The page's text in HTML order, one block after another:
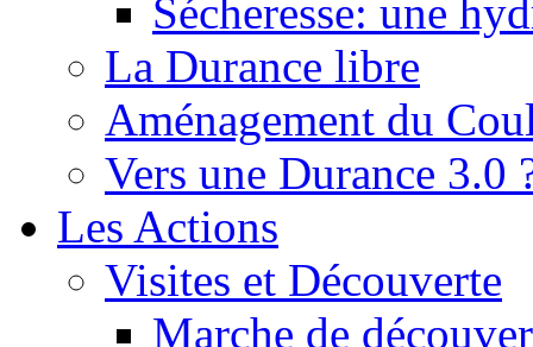
Sécheresse: une
La Durance libre
Aménagement du
Vers une Durance 3.0
Les Actions
Visites et Découverte
Marche de